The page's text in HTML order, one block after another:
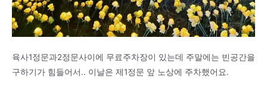
육사1정문과2정문사이에 무료주차장이 있는데 주말에는 빈공간을
구하기가 힘들어서.. 이날은 제1정문 앞 노상에 주차했어요.